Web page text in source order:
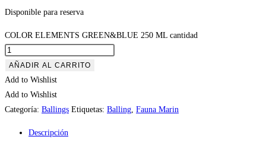
Disponible para reserva
COLOR ELEMENTS GREEN&BLUE 250 ML cantidad
AÑADIR AL CARRITO
Add to Wishlist
Add to Wishlist
Categoría: Ballings Etiquetas: Balling Fauna Marin
Descripción